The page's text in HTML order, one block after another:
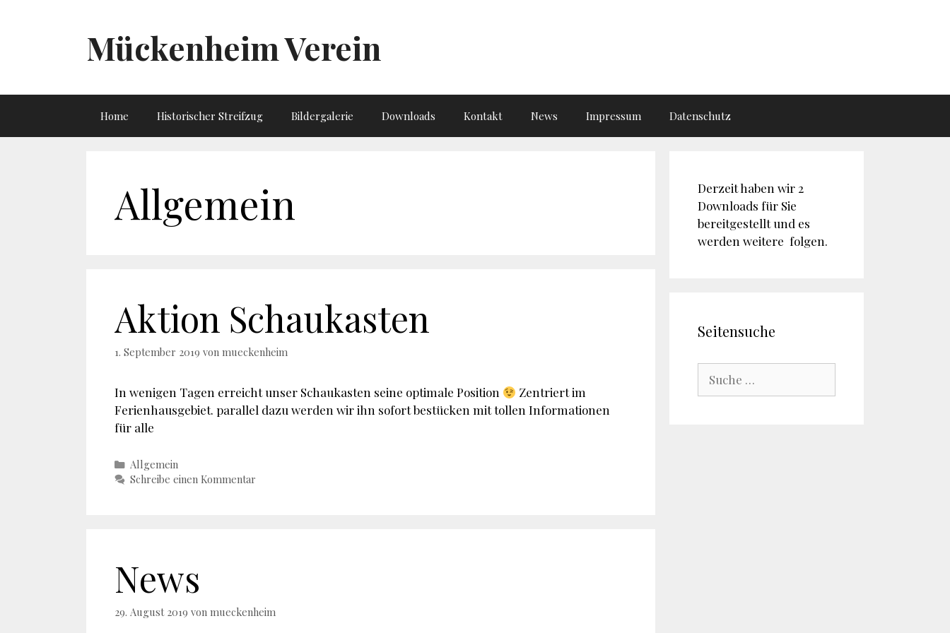
Mückenheim Verein
Home Historischer Streifzug Bildergalerie Downloads Kontakt News Impressum Datenschutz
Allgemein
Aktion Schaukasten
1. September 2019 von mueckenheim
In wenigen Tagen erreicht unser Schaukasten seine optimale Position
Zentriert im
Ferienhausgebiet. parallel dazu werden wir ihn sofort bestücken mit tollen Informationen
für alle
Kategorien
Allgemein
Schreibe einen Kommentar
News
29. August 2019 von mueckenheim
Derzeit haben wir 2
Downloads für Sie
bereitgestellt und es
werden weitere folgen.
Seitensuche
nach: